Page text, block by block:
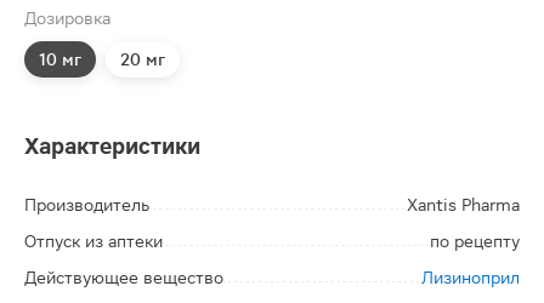
Дозировка
10 мг 20 мг
Характеристики
Производитель
Xantis Pharma
Отпуск из аптеки
по рецепту
Действующее вещество
Лизиноприл